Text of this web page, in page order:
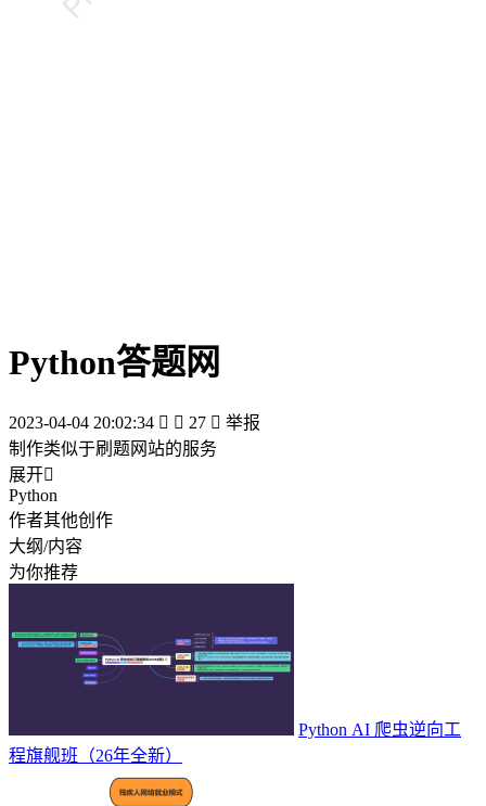
Python答题网
2023-04-04 20:02:34   27  举报
制作类似于刷题网站的服务
展开
Python
作者其他创作
大纲/内容
为你推荐
Python AI 爬虫逆向工
程旗舰班（26年全新）